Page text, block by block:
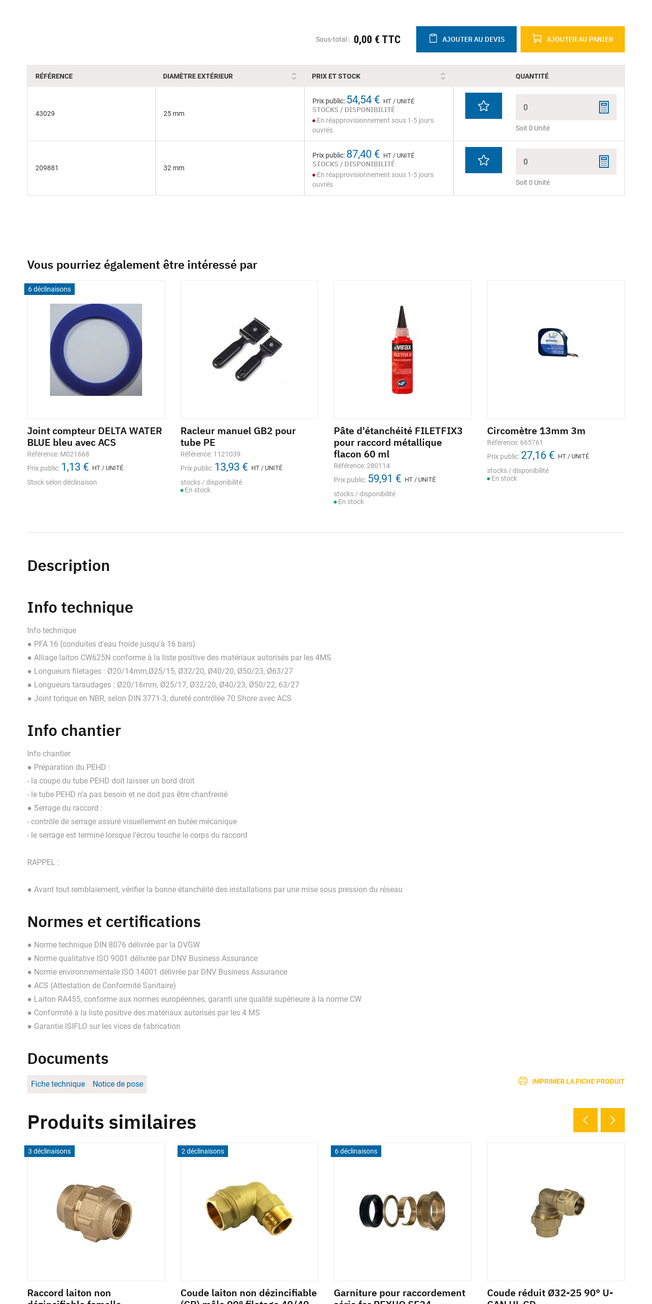
Sous-total : 0,00 € TTC AJOUTER AU DEVIS AJOUTER AU PANIER
RÉFÉRENCE DIAMÈTRE EXTÉRIEUR PRIX ET STOCK QUANTITÉ
43029 25 mm
Prix public: 54,54 € HT / UNITÉ
STOCKS / DISPONIBILITÉ
En réapprovisionnement sous 1-5 jours
ouvrés
0
Soit 0 Unité
209881 32 mm
Prix public: 87,40 € HT / UNITÉ
STOCKS / DISPONIBILITÉ
En réapprovisionnement sous 1-5 jours
ouvrés
0
Soit 0 Unité
Vous pourriez également être intéressé par
6 déclinaisons
Joint compteur DELTA WATER
BLUE bleu avec ACS
Référence: M021668
Prix public: 1,13 € HT / UNITÉ
Stock selon déclinaison
Racleur manuel GB2 pour
tube PE
Référence: 1121039
Prix public: 13,93 € HT / UNITÉ
stocks / disponibilité
En stock
Pâte d'étanchéité FILETFIX3
pour raccord métallique
flacon 60 ml
Référence: 280114
Prix public: 59,91 € HT / UNITÉ
stocks / disponibilité
En stock
Circomètre 13mm 3m
Référence: 665761
Prix public: 27,16 € HT / UNITÉ
stocks / disponibilité
En stock
Description
Info technique
Info technique
● PFA 16 (conduites d'eau froide jusqu'à 16 bars)
● Alliage laiton CW625N conforme à la liste positive des matériaux autorisés par les 4MS
● Longueurs filetages : Ø20/14mm,Ø25/15, Ø32/20, Ø40/20, Ø50/23, Ø63/27
● Longueurs taraudages : Ø20/16mm, Ø25/17, Ø32/20, Ø40/23, Ø50/22, 63/27
● Joint torique en NBR, selon DIN 3771-3, dureté contrôlée 70 Shore avec ACS
Info chantier
Info chantier
● Préparation du PEHD :
- la coupe du tube PEHD doit laisser un bord droit
- le tube PEHD n’a pas besoin et ne doit pas être chanfreiné
● Serrage du raccord :
- contrôle de serrage assuré visuellement en butée mécanique
- le serrage est terminé lorsque l’écrou touche le corps du raccord
RAPPEL :
● Avant tout remblaiement, vérifier la bonne étanchéité des installations par une mise sous pression du réseau
Normes et certifications
● Norme technique DIN 8076 délivrée par la DVGW
● Norme qualitative ISO 9001 délivrée par DNV Business Assurance
● Norme environnementale ISO 14001 délivrée par DNV Business Assurance
● ACS (Attestation de Conformité Sanitaire)
● Laiton RA455, conforme aux normes européennes, garanti une qualité supérieure à la norme CW
● Conformité à la liste positive des matériaux autorisés par les 4 MS
● Garantie ISIFLO sur les vices de fabrication
Documents
Fiche technique Notice de pose IMPRIMER LA FICHE PRODUIT
Produits similaires
3 déclinaisons
Raccord laiton non
2 déclinaisons
Coude laiton non dézincifiable
6 déclinaisons
Garniture pour raccordement
Coude réduit Ø32-25 90° U-